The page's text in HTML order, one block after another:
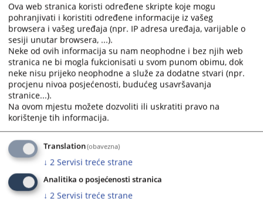
Trenutno nema vijesti
Ova web stranica koristi određene skripte koje mogu
pohranjivati i koristiti određene informacije iz vašeg
browsera i vašeg uređaja (npr. IP adresa uređaja, varijable o
sesiji unutar browsera, ...).
Neke od ovih informacija su nam neophodne i bez njih web
stranica ne bi mogla fukcionisati u svom punom obimu, dok
neke nisu prijeko neophodne a služe za dodatne stvari (npr.
procjenu nivoa posjećenosti, budućeg usavršavanja
stranice...).
Na ovom mjestu možete dozvoliti ili uskratiti pravo na
korištenje tih informacija.
Translation(obavezna)
↓ 2 Servisi treće strane
Analitika o posjećenosti stranica
↓ 2 Servisi treće strane